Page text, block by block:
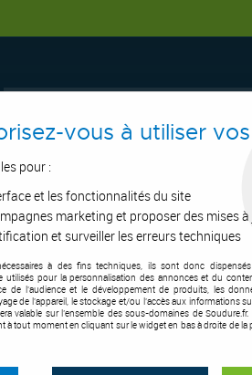
ASPIRATION OUTILS DE COUPE
Migatronic® >Sigma Select 400S air
vous à utiliser
pour :
et les fonctionnalités du site
marketing et proposer des mises
et surveiller les erreurs techniques
à des fins techniques, ils sont donc
utilisés pour la personnalisation des annonces et du
de l'audience et le développement de produits, les
de l'appareil, le stockage et/ou l'accès aux informations
valable sur l’ensemble des sous-domaines de
à tout moment en cliquant sur le widget en bas à droite de la